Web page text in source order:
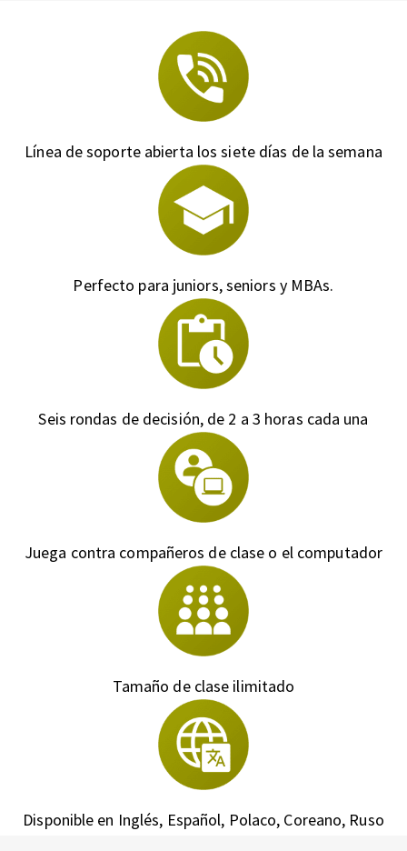
Línea de soporte abierta los siete días de la semana
Perfecto para juniors, seniors y MBAs.
Seis rondas de decisión, de 2 a 3 horas cada una
Juega contra compañeros de clase o el computador
Tamaño de clase ilimitado
Disponible en Inglés, Español, Polaco, Coreano, Ruso